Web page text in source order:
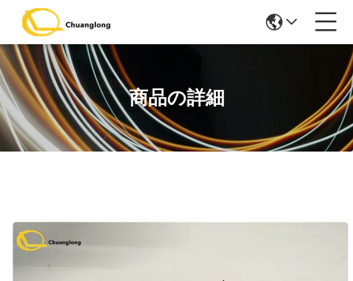
商品の詳細